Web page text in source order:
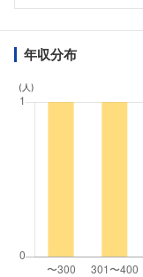
年収分布
(人)